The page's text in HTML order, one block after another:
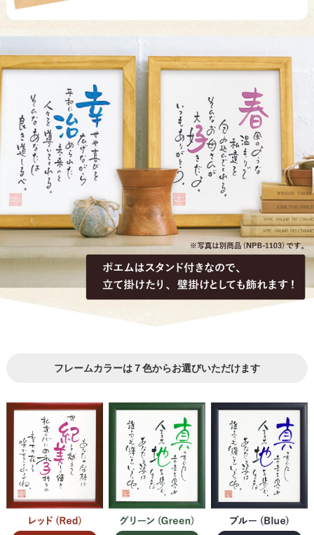
フレームカラーは７色からお選びいただけます